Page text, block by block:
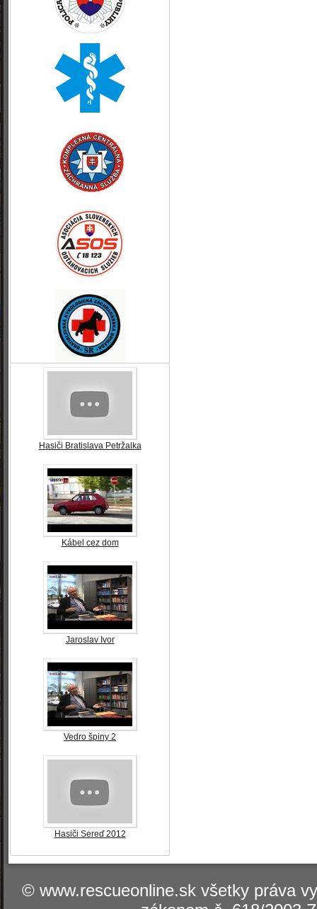
Hasiči Bratislava Petržalka
Kábel cez dom
Jaroslav Ivor
Vedro špiny 2
Hasiči Sereď 2012
© www.rescueonline.sk všetky práva